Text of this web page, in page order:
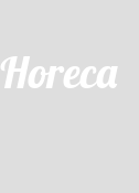
Horeca